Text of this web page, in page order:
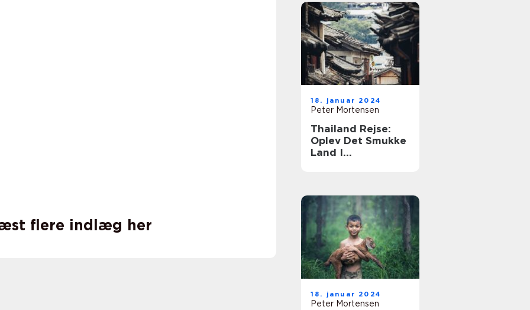
flere indlæg her
18. januar 2024
Peter Mortensen
Thailand Rejse:
Oplev Det Smukke
Land I
18. januar 2024
Peter Mortensen